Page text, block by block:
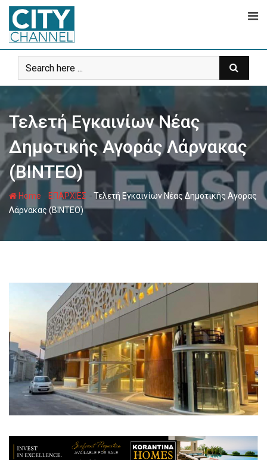
Skip
content
Τελετή Εγκαινίων Νέας
Δημοτικής Αγοράς Λάρνακας
(ΒΙΝΤΕΟ)
Home - ΕΠΑΡΧΙΕΣ -Τελετή Εγκαινίων Νέας Δημοτικής Αγοράς
Λάρνακας (ΒΙΝΤΕΟ)